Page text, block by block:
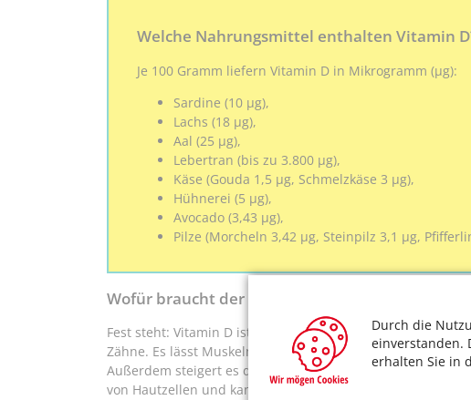
Durch die
einverstanden.
erhalten Sie in
Welche Nahrungsmittel enthalten Vitamin
Je 100 Gramm liefern Vitamin D in Mikrogramm (μg):
Sardine (10 μg),
Lachs (18 μg),
Aal (25 μg),
Lebertran (bis zu 3.800 μg),
Käse (Gouda 1,5 μg, Schmelzkäse 3 μg),
Hühnerei (5 μg),
Avocado (3,43 μg),
Pilze (Morcheln 3,42 μg, Steinpilz 3,1 μg,
Wofür braucht der Körper Vitamin D?
Fest steht: Vitamin D ist wichtig für den
Zähne. Es lässt Muskeln und Nerven reibungslos
Außerdem steigert es die körpereigenen Abwehrkräfte,
von Hautzellen und kann vor Atemwegsinfektionen